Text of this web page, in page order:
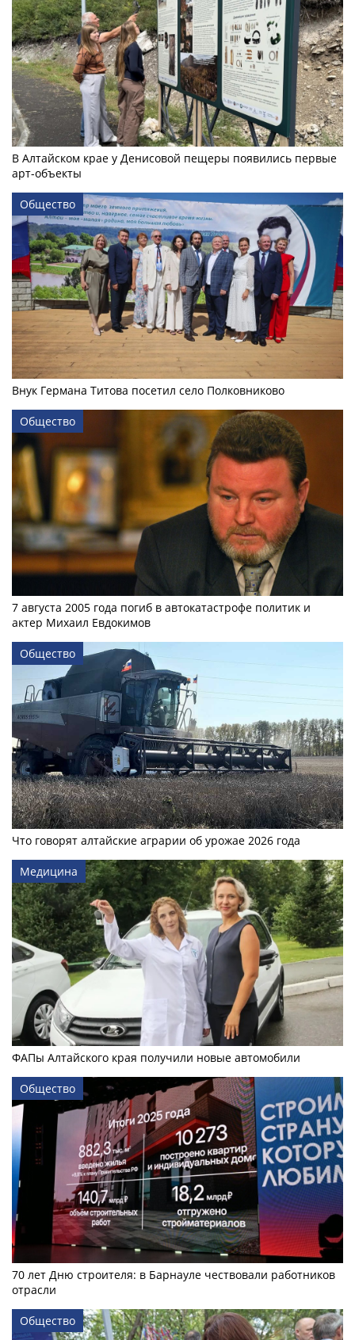
В Алтайском крае у Денисовой пещеры появились первые
арт-объекты
Общество
Внук Германа Титова посетил село Полковниково
Общество
7 августа 2005 года погиб в автокатастрофе политик и
актер Михаил Евдокимов
Общество
Что говорят алтайские аграрии об урожае 2026 года
Медицина
ФАПы Алтайского края получили новые автомобили
Общество
70 лет Дню строителя: в Барнауле чествовали работников
отрасли
Общество